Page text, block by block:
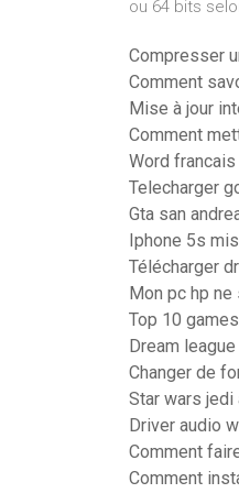
ou 64 bits
Compresser
Comment
Mise à jour
Comment
Word
Telecharger
Gta san
Iphone 5s
Télécharger
Mon pc hp
Top 10
Changer de
Star wars
Driver audio
Comment
Comment